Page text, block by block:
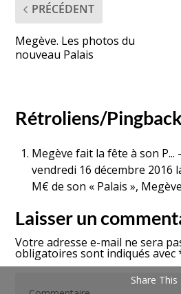
PRÉCÉDENT
Megève. Les photos du
nouveau Palais
Rétroliens/
Megève fait la fête à son P...
vendredi 16 décembre 2016
M€ de son « Palais »,
Laisser un
Votre adresse e-mail ne sera
obligatoires sont indiqués avec
Share This